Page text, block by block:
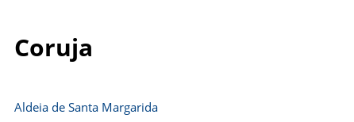
Coruja
Aldeia de Santa Margarida